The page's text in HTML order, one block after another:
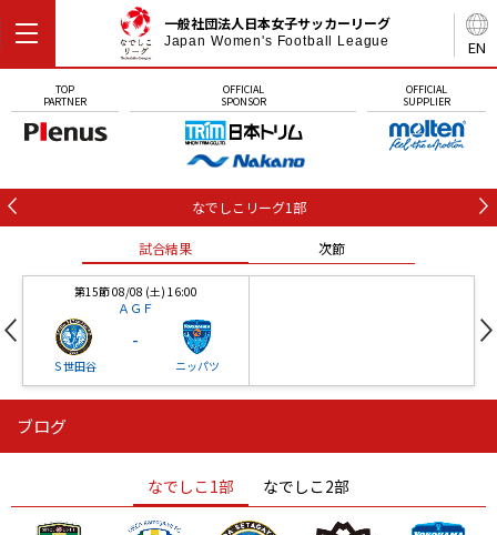
EN
一般社団法人日本女子サッカーリーグ
Japan Women's Football League
TOP
PARTNER
OFFICIAL
SPONSOR
OFFICIAL
SUPPLIER
なでしこリーグ1部
試合結果 次節
第15節 08/08 (土) 16:00
ＡＧＦ
Ｓ世田谷
-
ニッパツ
ニッパツ
ニッパツ 名古屋
石人の星
静岡 愛媛Ｌ
ブログ
なでしこ1部 なでしこ2部